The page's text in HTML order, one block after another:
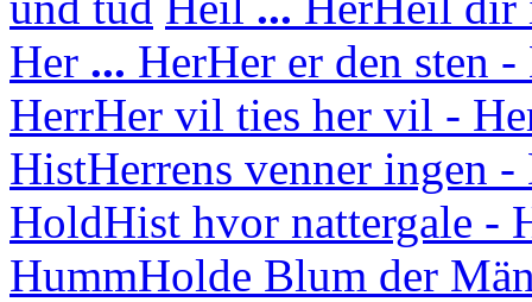
Her ... HerHer er den sten
HerrHer vil ties her vil -
HistHerrens venner ingen
HoldHist hvor nattergale -
HummHolde Blum der